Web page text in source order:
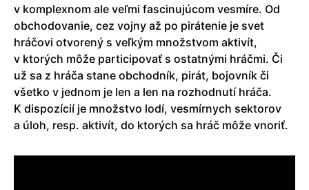
v komplexnom ale veľmi fascinujúcom vesmíre. Od
obchodovanie, cez vojny až po pirátenie je svet
hráčovi otvorený s veľkým množstvom aktivít,
v ktorých môže participovať s ostatnými hráčmi. Či
už sa z hráča stane obchodník, pirát, bojovník či
všetko v jednom je len a len na rozhodnutí hráča.
K dispozícií je množstvo lodí, vesmírnych sektorov
a úloh, resp. aktivít, do ktorých sa hráč môže vnoriť.